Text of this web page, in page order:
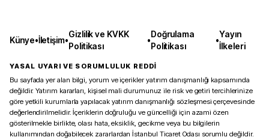
Künye•İletişim•
Gizlilik ve KVKK
Politikası
•
Doğrulama
Politikası
•
Yayın
İlkeleri
YASAL UYARI VE SORUMLULUK REDDİ
Bu sayfada yer alan bilgi, yorum ve içerikler yatırım danışmanlığı kapsamında
değildir. Yatırım kararları, kişisel mali durumunuz ile risk ve getiri tercihlerinize
göre yetkili kurumlarla yapılacak yatırım danışmanlığı sözleşmesi çerçevesinde
değerlendirilmelidir. İçeriklerin doğruluğu ve güncelliği için azami özen
gösterilmekle birlikte, olası hata, eksiklik, gecikme veya bu bilgilerin
kullanımından doğabilecek zararlardan İstanbul Ticaret Odası sorumlu değildir.